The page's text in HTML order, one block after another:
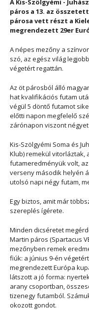
A Kis-Szölgyémi -
páros a 13. az
párosa vett részt a
megrendezett 29er
A népes mezőny a
szó, az egész világ
végetért regattán.
Az öt párosból álló
hat kvalifikációs futam
végül 5 döntő futamot
előtti napon megfelelő
zárónapon viszont
Kis-Szölgyémi Soma és
Klub) remekül vitorláztak,
futameredményük volt,
verseny második helyén
utolsó napi négy futam,
Egy biztos, amit már
szereplés ígérete.
Minden dicséretet
Martin páros (Spartacus
mezőnyben remek
fiúk: a június 9-én
megrendezett Európa
látszott a jó forma:
arany csoportban,
tizenegy futamból.
okozott gondot.